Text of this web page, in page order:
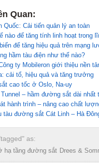
Quan:
Quốc: Cải tiến quản lý an toàn
nào để tăng tính linh hoạt trong
để tăng hiệu quả trên mạng
hầm tàu điện như thế nào?
ty Mobileron giới thiệu nền
cải tổ, hiệu quả và tăng trưởng
cao tốc ở Oslo, Na-uy
– hầm đường sắt dài nhất
hành trình – nâng cao chất
tàu đường sắt Cát Linh – Hà
as:
hạ tầng đường sắt Drees &